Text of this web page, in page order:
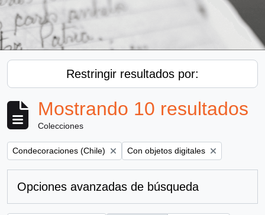
Restringir resultados por:
Mostrando 10 resultados
Colecciones
Remove filter:
Condecoraciones (Chile) Remove filter:
Con objetos digitales
Opciones avanzadas de búsqueda